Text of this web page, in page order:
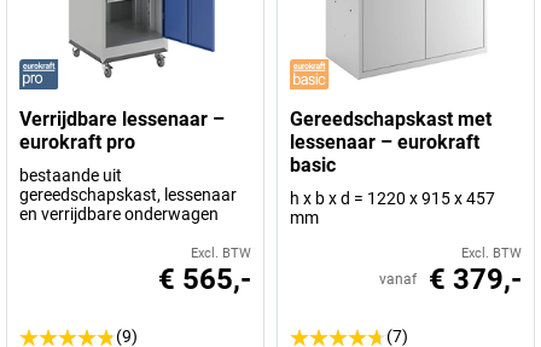
Verrijdbare lessenaar –
eurokraft pro
bestaande uit
gereedschapskast, lessenaar
en verrijdbare onderwagen
Excl. BTW
€ 565,-
(9)
Gereedschapskast met
lessenaar – eurokraft
basic
h x b x d = 1220 x 915 x 457
mm
Excl. BTW
vanaf € 379,-
(7)